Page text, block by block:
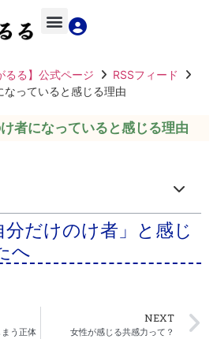
るる】公式ページ
RSSフィード
っていると感じる理由
者になっていると感じる理由
分だけのけ者」と感じ
へ
う正体
NEXT
女性が感じる共感力って？